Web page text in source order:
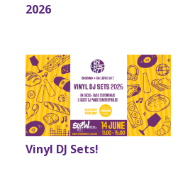
2026
Vinyl DJ Sets!